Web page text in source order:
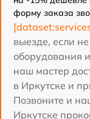
форму заказа
выезде, если
оборудования
наш мастер
в Иркутске и
Позвоните и
Иркутске